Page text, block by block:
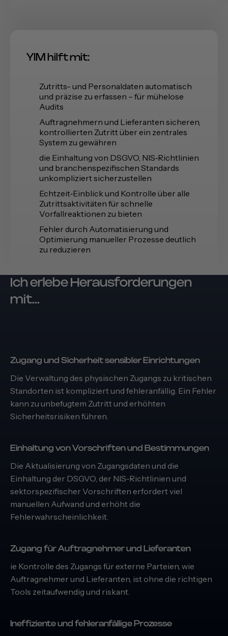
YIM hilft mit:
Zutritts- und Personaldaten automatisch
und präzise zu erfassen – für mühelose
Audits
Auftragnehmern und Lieferanten sicheren,
kontrollierten Zutritt über ein zentrales
System zu gewähren
die Einhaltung von DSGVO, NIS‑Richtlinien
und branchenspezifischen Standards
unkompliziert sicherzustellen
Echtzeit‑Einblick und Kontrolle über alle
Zutrittsaktivitäten für schnelle
Vorfallreaktionen zu bieten
Fehler durch Automatisierung und
Optimierung manueller Prozesse deutlich
zu reduzieren
Ich erlebe Herausforderungen
mit...
Zugang und Sicherheit sensibler Einrichtungen
Die Verwaltung des physischen Zugangs zu kritischen
Standorten ist kompliziert und fehleranfällig. Ein Fehler
kann zu unbefugtem Zutritt und erhöhten
Sicherheitsrisiken führen.
Einhaltung von Vorschriften und Bestimmungen
Die Aktualisierung von Zugangsdaten und die
Einhaltung der DSGVO, der NIS-Richtlinien und
sektorspezifischer Vorschriften erfordert viel
manuellen Aufwand und erhöht die
Fehlerwahrscheinlichkeit.
Zugang für Auftragnehmer und Lieferanten
ie Kontrolle des Zugangs für externe Parteien, wie
Auftragnehmer und Lieferanten, ist ohne die richtigen
Tools zeitaufwendig und riskant.
Ineffiziente und fehleranfällige Prozesse